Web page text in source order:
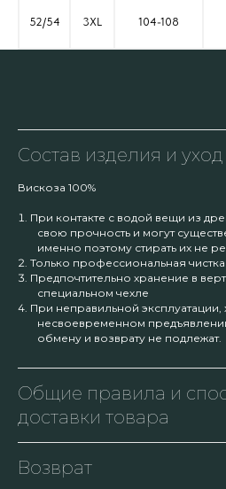
52/54 3XL 104-108
Состав изделия и
Вискоза 100%
При контакте с водой вещи из
свою прочность и могут
именно поэтому стирать их не
Только профессиональная чистка
Предпочтительно хранение в
специальном чехле
При неправильной эксплуатации,
несвоевременном
обмену и возврату не подлежат.
Общие правила и
доставки товара
Возврат